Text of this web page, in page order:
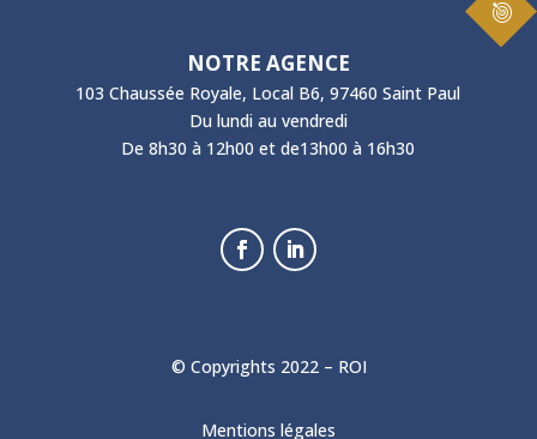
NOTRE AGENCE
103 Chaussée Royale, Local B6, 97460 Saint Paul
Du lundi au vendredi
De 8h30 à 12h00 et de13h00 à 16h30
© Copyrights 2022 – ROI
Mentions légales